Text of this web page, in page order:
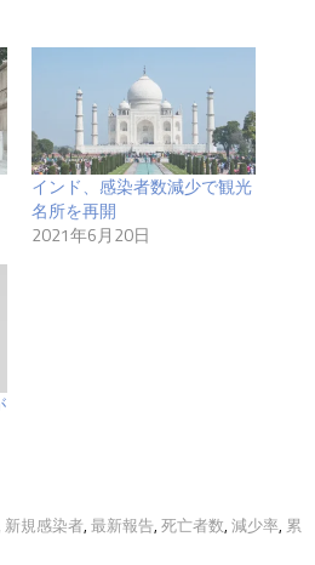
インド、感染者数減少で観光
名所を再開
2021年6月20日
新規感染者, 最新報告, 死亡者数, 減少率, 累